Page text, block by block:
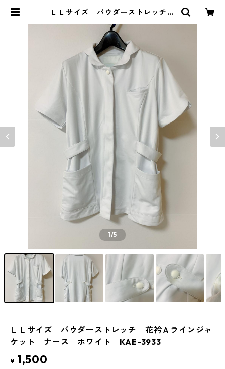
ＬＬサイズ パウダーストレッチ
ホワイト KAE-3933 | DOLUCK
PRODUCE
1/5
ＬＬサイズ パウダーストレッチ 花衿Ａラインジャ
ケット ナース ホワイト KAE-3933
¥ 1,500